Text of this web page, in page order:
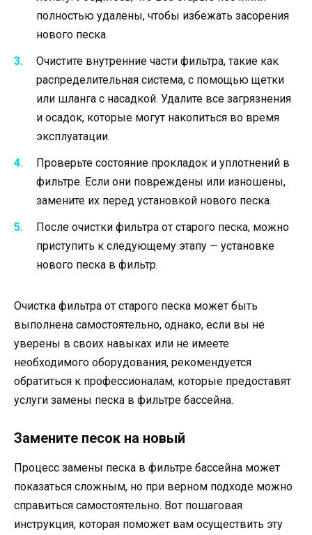
полностью удалены, чтобы избежать засорения
нового песка.
Очистите внутренние части фильтра, такие как
распределительная система, с помощью щетки
или шланга с насадкой. Удалите все загрязнения
и осадок, которые могут накопиться во время
эксплуатации.
Проверьте состояние прокладок и уплотнений в
фильтре. Если они повреждены или изношены,
замените их перед установкой нового песка.
После очистки фильтра от старого песка, можно
приступить к следующему этапу — установке
нового песка в фильтр.
Очистка фильтра от старого песка может быть
выполнена самостоятельно, однако, если вы не
уверены в своих навыках или не имеете
необходимого оборудования, рекомендуется
обратиться к профессионалам, которые предоставят
услуги замены песка в фильтре бассейна.
Замените песок на новый
Процесс замены песка в фильтре бассейна может
показаться сложным, но при верном подходе можно
справиться самостоятельно. Вот пошаговая
инструкция, которая поможет вам осуществить эту